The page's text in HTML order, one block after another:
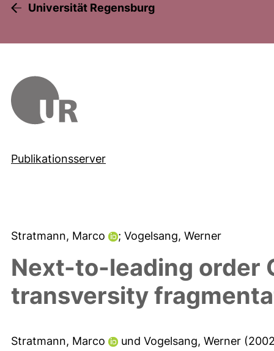
Universität Regensburg
Publikationsserver
Stratmann, Marco ; Vogelsang, Werner
Next-to-leading order
transversity
Stratmann, Marco und Vogelsang, Werner